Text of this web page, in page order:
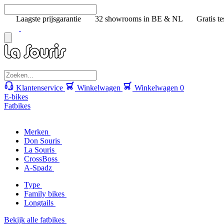
Laagste prijsgarantie 32 showrooms in BE & NL Gratis
Klantenservice Winkelwagen Winkelwagen 0
E-bikes
Fatbikes
Merken
Don Souris
La Souris
CrossBoss
A-Spadz
Type
Family bikes
Longtails
Bekijk alle fatbikes